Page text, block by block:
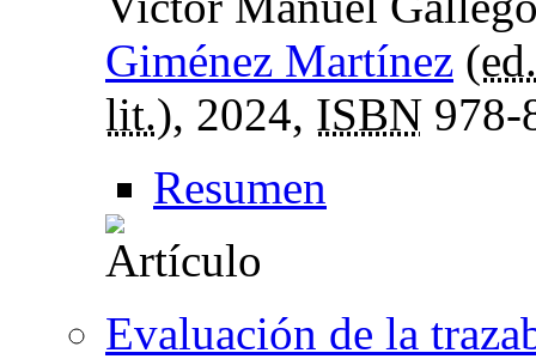
Giménez Martínez (
lit.), 2024, ISBN
Resumen
Evaluación de la